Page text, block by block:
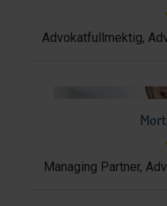
Advokatfullmektig,
Managing Partner,